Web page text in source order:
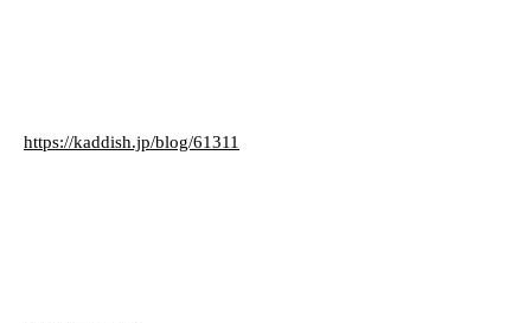
https://kaddish.jp/blog/61311